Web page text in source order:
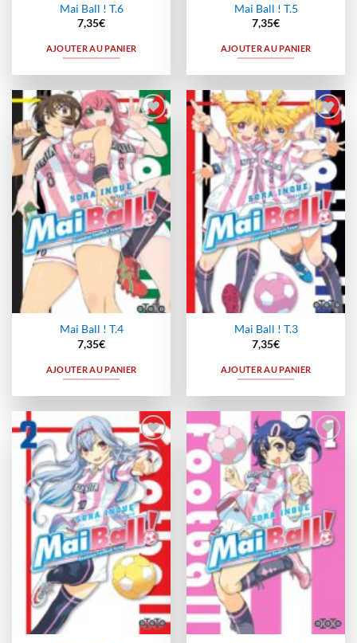
Mai Ball ! T.6
7,35€
AJOUTER AU PANIER
Mai Ball ! T.5
7,35€
AJOUTER AU PANIER
Ajouter
à la
wishlist
Mai Ball ! T.4
7,35€
AJOUTER AU PANIER
Ajouter
à la
wishlist
Mai Ball ! T.3
7,35€
AJOUTER AU PANIER
Ajouter
à la
wishlist
Ajouter
à la
wishlist